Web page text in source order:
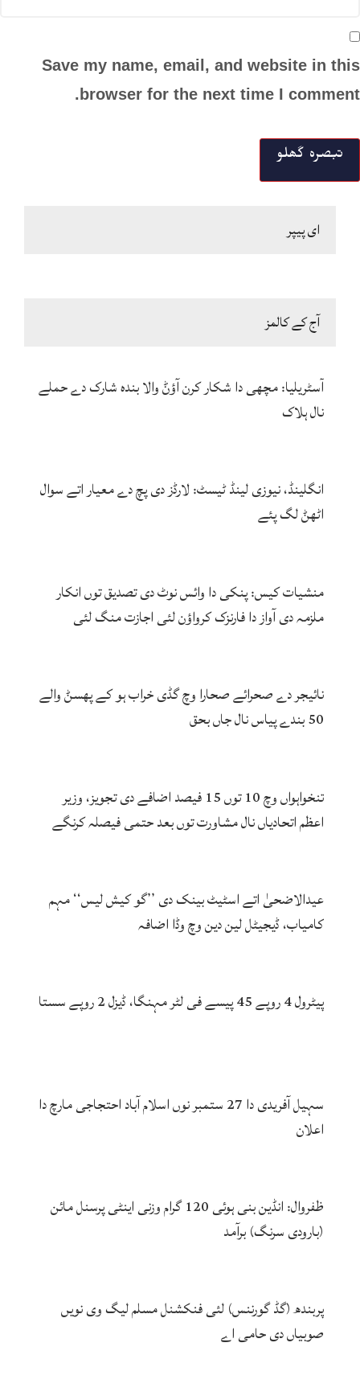
Save my name, email, and website in this
browser for the next time I comment.
ای پیپر
آج کے کالمز
آسٹریلیا: مچھی دا شکار کرن آؤݨ والا بندہ شارک دے حملے
نال ہلاک
انگلینڈ، نیوزی لینڈ ٹیسٹ: لارڈز دی پچ دے معیار اتے سوال
اٹھݨ لگ پئے
منشیات کیس: پنکی دا وائس نوٹ دی تصدیق توں انکار
ملزمہ دی آواز دا فارنزک کرواؤن لئی اجازت منگ لئی
نائیجر دے صحرائے صحارا وچ گڈی خراب ہو کے پھسݨ والے
50 بندے پیاس نال جاں بحق
تنخواہواں وچ 10 توں 15 فیصد اضافے دی تجویز، وزیر
اعظم اتحادیاں نال مشاورت توں بعد حتمی فیصلہ کرنگے
عیدالاضحیٰ اتے اسٹیٹ بینک دی ’’گو کیش لیس‘‘ مہم
کامیاب، ڈیجیٹل لین دین وچ وڈا اضافہ
پیٹرول 4 روپے 45 پیسے فی لٹر مہنگا، ڈیزل 2 روپے سستا
سہیل آفریدی دا 27 ستمبر نوں اسلام آباد احتجاجی مارچ دا
اعلان
ظفروال: انڈین بنی ہوئی 120 گرام وزنی اینٹی پرسنل مائن
(بارودی سرنگ) برآمد
پربندھ (گڈ گورننس) لئی فنکشنل مسلم لیگ وی نویں
صوبیاں دی حامی اے